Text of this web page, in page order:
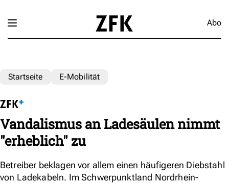
Abo
Startseite E-Mobilität
Vandalismus an Ladesäulen nimmt
"erheblich" zu
Betreiber beklagen vor allem einen häufigeren Diebstahl
von Ladekabeln. Im Schwerpunktland Nordrhein-